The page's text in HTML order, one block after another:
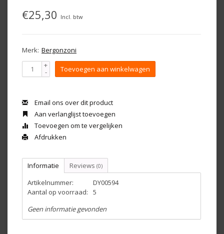
€25,30 Incl. btw
Merk: Bergonzoni
+
- Toevoegen aan winkelwagen
Email ons over dit product
Aan verlanglijst toevoegen
Toevoegen om te vergelijken
Afdrukken
Informatie Reviews (0)
Artikelnummer:
DY00594
Aantal op voorraad:
5
Geen informatie gevonden